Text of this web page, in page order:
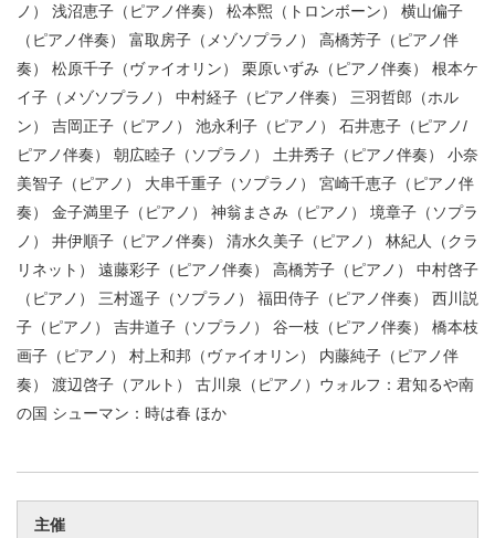
ノ） 浅沼恵子（ピアノ伴奏） 松本煕（トロンボーン） 横山偏子
（ピアノ伴奏） 富取房子（メゾソプラノ） 高橋芳子（ピアノ伴
奏） 松原千子（ヴァイオリン） 栗原いずみ（ピアノ伴奏） 根本ケ
イ子（メゾソプラノ） 中村経子（ピアノ伴奏） 三羽哲郎（ホル
ン） 吉岡正子（ピアノ） 池永利子（ピアノ） 石井恵子（ピアノ/
ピアノ伴奏） 朝広睦子（ソプラノ） 土井秀子（ピアノ伴奏） 小奈
美智子（ピアノ） 大串千重子（ソプラノ） 宮崎千恵子（ピアノ伴
奏） 金子満里子（ピアノ） 神翁まさみ（ピアノ） 境章子（ソプラ
ノ） 井伊順子（ピアノ伴奏） 清水久美子（ピアノ） 林紀人（クラ
リネット） 遠藤彩子（ピアノ伴奏） 高橋芳子（ピアノ） 中村啓子
（ピアノ） 三村遥子（ソプラノ） 福田侍子（ピアノ伴奏） 西川説
子（ピアノ） 吉井道子（ソプラノ） 谷一枝（ピアノ伴奏） 橋本枝
画子（ピアノ） 村上和邦（ヴァイオリン） 内藤純子（ピアノ伴
奏） 渡辺啓子（アルト） 古川泉（ピアノ）ウォルフ：君知るや南
の国 シューマン：時は春 ほか
主催